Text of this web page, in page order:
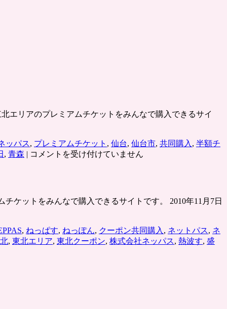
エリアのプレミアムチケットをみんなで購入できるサイ
ッパス, プレミアムチケット , 仙台, 仙台市, 共同購入 , 半額チ
, 青森 | NEPPAS（ネ
は
コメントを受け付けていません
ケットをみんなで購入できるサイトです。 2010年11月7日
, ねっぱす, ねっぽん, クーポン共同購入 , ネットパス, ネ
, 東北エリア, 東北クーポン, 株式会社ネッパス, 熱波す, 盛